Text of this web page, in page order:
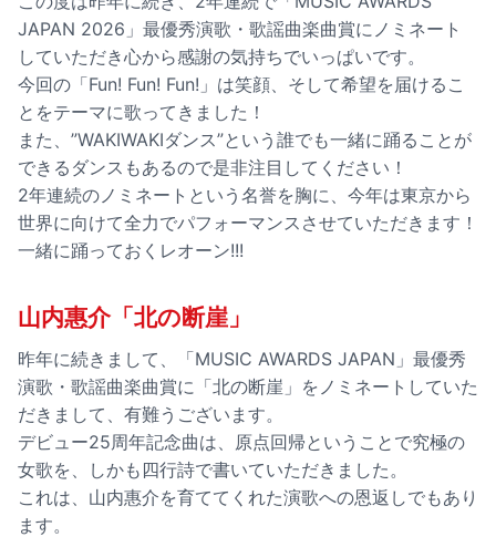
JAPAN 2026」最優秀演歌・歌謡曲楽曲賞にノミネート
していただき心から感謝の気持ちでいっぱいです。
今回の「Fun! Fun! Fun!」は笑顔、そして希望を届けるこ
とをテーマに歌ってきました！
また、”WAKIWAKIダンス”という誰でも一緒に踊ることが
できるダンスもあるので是非注目してください！
2年連続のノミネートという名誉を胸に、今年は東京から
世界に向けて全力でパフォーマンスさせていただきます！
一緒に踊っておくレオーン!!!
山内惠介「北の断崖」
昨年に続きまして、「MUSIC AWARDS JAPAN」最優秀
演歌・歌謡曲楽曲賞に「北の断崖」をノミネートしていた
だきまして、有難うございます。
デビュー25周年記念曲は、原点回帰ということで究極の
女歌を、しかも四行詩で書いていただきました。
これは、山内惠介を育ててくれた演歌への恩返しでもあり
ます。